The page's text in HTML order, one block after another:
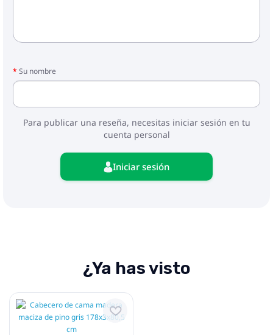
Su nombre
Para publicar una reseña, necesitas iniciar sesión en tu
cuenta personal
Iniciar sesión
¿Ya has visto